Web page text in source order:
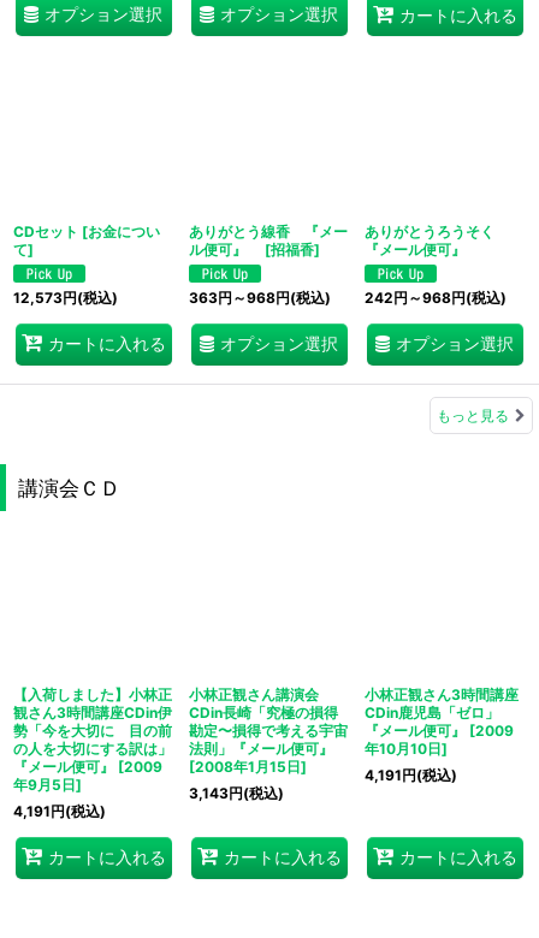
オプション選択 オプション選択 カートに入れる
CDセット [お金につい
て]
12,573円(税込)
カートに入れる
ありがとう線香 『メー
ル便可』
[招福香]
363円 ～968円(税込)
オプション選択
ありがとうろうそく
『メール便可』
242円 ～968円(税込)
オプション選択
もっと見る
講演会ＣＤ
【入荷しました】小林正
観さん3時間講座CDin伊
勢「今を大切に 目の前
の人を大切にする訳は」
『メール便可』
[2009
年9月5日]
4,191円(税込)
カートに入れる
小林正観さん講演会
CDin長崎「究極の損得
勘定〜損得で考える宇宙
法則」『メール便可』
[2008年1月15日]
3,143円(税込)
カートに入れる
小林正観さん3時間講座
CDin鹿児島「ゼロ」
『メール便可』
[2009
年10月10日]
4,191円(税込)
カートに入れる